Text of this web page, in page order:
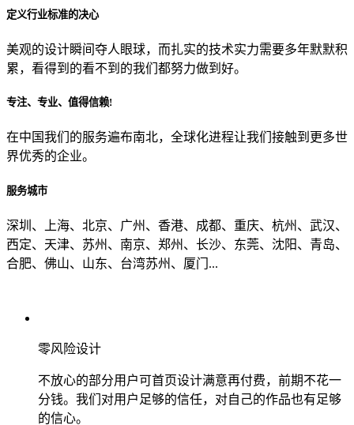
贵公司的团队规模是？
目前主要的营销渠道是？
定义行业标准的决心
美观的设计瞬间夺人眼球，而扎实的技术实力需要多年默默积
累，看得到的看不到的我们都努力做到好。
专注、专业、值得信赖!
在中国我们的服务遍布南北，全球化进程让我们接触到更多世
界优秀的企业。
服务城市
深圳、上海、北京、广州、香港、成都、重庆、杭州、武汉、
西定、天津、苏州、南京、郑州、长沙、东莞、沈阳、青岛、
合肥、佛山、山东、台湾苏州、厦门...
零风险设计
不放心的部分用户可首页设计满意再付费，前期不花一
分钱。我们对用户足够的信任，对自己的作品也有足够
的信心。